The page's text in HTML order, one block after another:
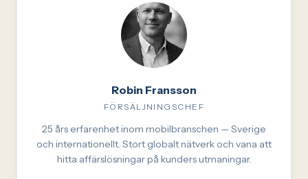
Robin Fransson
FÖRSÄLJNINGSCHEF
25 års erfarenhet inom mobilbranschen — Sverige
och internationellt. Stort globalt nätverk och vana att
hitta affärslösningar på kunders utmaningar.